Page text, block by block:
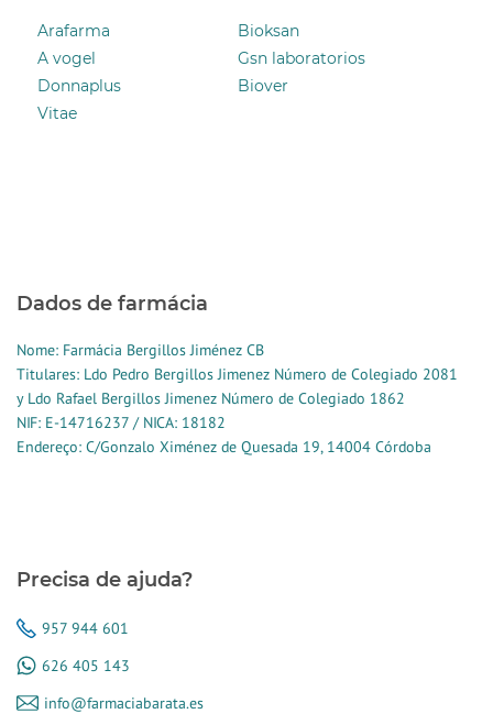
Arafarma
Bioksan
A vogel
Gsn laboratorios
Donnaplus
Biover
Vitae
Dados de farmácia
Nome: Farmácia Bergillos Jiménez CB
Titulares: Ldo Pedro Bergillos Jimenez Número de Colegiado 2081
y Ldo Rafael Bergillos Jimenez Número de Colegiado 1862
NIF: E-14716237 / NICA: 18182
Endereço: C/Gonzalo Ximénez de Quesada 19, 14004 Córdoba
Precisa de ajuda?
957 944 601
626 405 143
info@farmaciabarata.es